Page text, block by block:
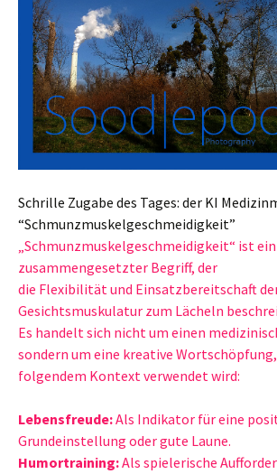
Schrille Zugabe des Tages: der KI
“Schmunzmuskelgeschmeidigkeit”
„Schmunzmuskelgeschmeidigkeit“ ist
zusammengesetzter Begriff, der
die Flexibilität und Einsatzbereitschaft
Gesichtsmuskulatur zum Lächeln
Es handelt sich nicht um einen
sondern um eine kreative
folgendem Kontext verwendet wird:
Lebensfreude:Als Indikator für eine
Grundeinstellung oder gute Laune.
Humortraining:Als spielerische